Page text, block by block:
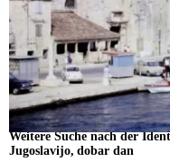
Weitere Suche nach der
Jugoslavijo, dobar dan